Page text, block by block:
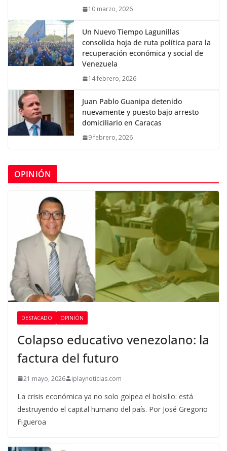
10 marzo, 2026
Un Nuevo Tiempo Lagunillas
consolida hoja de ruta política para la
recuperación económica y social de
Venezuela
14 febrero, 2026
Juan Pablo Guanipa detenido
nuevamente y puesto bajo arresto
domiciliario en Caracas
9 febrero, 2026
OPINIÓN
DESTACADO OPINIÓN
Colapso educativo venezolano: la
factura del futuro
21 mayo, 2026 iplaynoticias.com
La crisis económica ya no solo golpea el bolsillo: está
destruyendo el capital humano del país. Por José Gregorio
Figueroa